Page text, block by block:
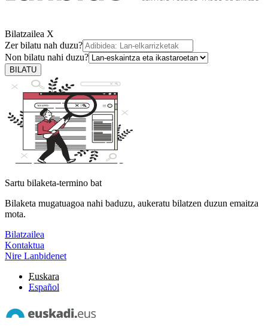
Bilatzailea X
Zer bilatu nah duzu?
Non bilatu nahi duzu?
BILATU
Sartu bilaketa-termino bat
Bilaketa mugatuagoa nahi baduzu, aukeratu bilatzen duzun emaitza
mota.
Bilatzailea
Kontaktua
Nire Lanbidenet
Euskara
Español